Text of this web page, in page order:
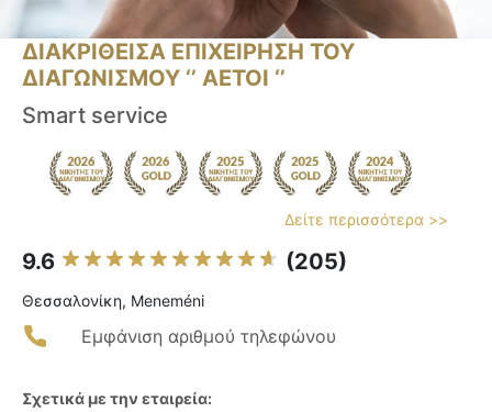
ΔΙΑΚΡΙΘΕΙΣΑ ΕΠΙΧΕΙΡΗΣΗ ΤΟΥ
ΔΙΑΓΩΝΙΣΜΟΥ ‘’ ΑΕΤΟΙ ‘’
Smart service
Δείτε περισσότερα >>
9.6 (205)
Θεσσαλονίκη, Meneméni
Εμφάνιση αριθμού τηλεφώνου
Σχετικά με την εταιρεία: